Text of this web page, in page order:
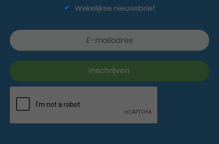
Wekelijkse nieuwsbrief